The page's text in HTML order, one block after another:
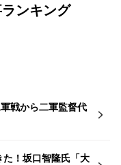
ンキング
戦から二軍監督代
た！坂口智隆氏「大